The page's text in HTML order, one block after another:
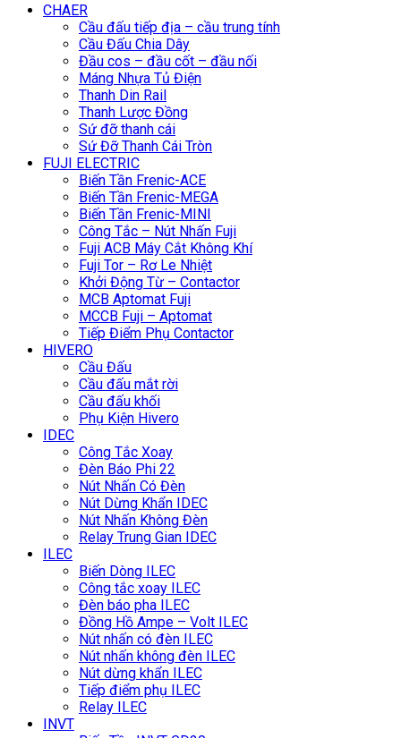
CHAER
Cầu đấu tiếp địa – cầu trung tính
Cầu Đấu Chia Dây
Đầu cos – đầu cốt – đầu nối
Máng Nhựa Tủ Điện
Thanh Din Rail
Thanh Lược Đồng
Sứ đỡ thanh cái
Sứ Đỡ Thanh Cái Tròn
FUJI ELECTRIC
Biến Tần Frenic-ACE
Biến Tần Frenic-MEGA
Biến Tần Frenic-MINI
Công Tắc – Nút Nhấn Fuji
Fuji ACB Máy Cắt Không Khí
Fuji Tor – Rơ Le Nhiệt
Khởi Động Từ – Contactor
MCB Aptomat Fuji
MCCB Fuji – Aptomat
Tiếp Điểm Phụ Contactor
HIVERO
Cầu Đấu
Cầu đấu mắt rời
Cầu đấu khối
Phụ Kiện Hivero
IDEC
Công Tắc Xoay
Đèn Báo Phi 22
Nút Nhấn Có Đèn
Nút Dừng Khẩn IDEC
Nút Nhấn Không Đèn
Relay Trung Gian IDEC
ILEC
Biến Dòng ILEC
Công tắc xoay ILEC
Đèn báo pha ILEC
Đồng Hồ Ampe – Volt ILEC
Nút nhấn có đèn ILEC
Nút nhấn không đèn ILEC
Nút dừng khẩn ILEC
Tiếp điểm phụ ILEC
Relay ILEC
INVT